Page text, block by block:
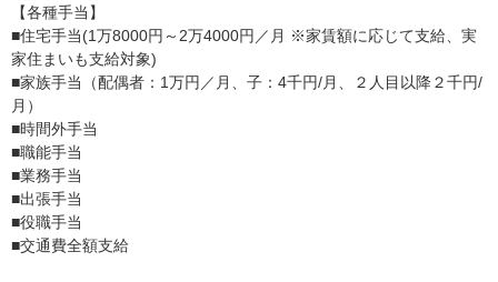
【各種手当】
■住宅手当(1万8000円～2万4000円／月 ※家賃額に応じて支給、実
家住まいも支給対象)
■家族手当（配偶者：1万円／月、子：4千円/月、２人目以降２千円/
月）
■時間外手当
■職能手当
■業務手当
■出張手当
■役職手当
■交通費全額支給